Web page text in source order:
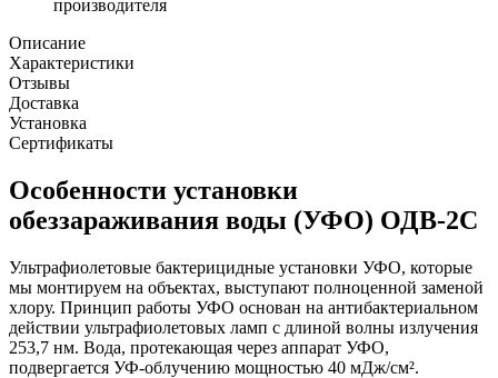
производителя
Описание
Характеристики
Отзывы
Доставка
Установка
Сертификаты
Особенности установки
обеззараживания воды (УФО) ОДВ-2С
Ультрафиолетовые бактерицидные установки УФО, которые
мы монтируем на объектах, выступают полноценной заменой
хлору. Принцип работы УФО основан на антибактериальном
действии ультрафиолетовых ламп с длиной волны излучения
253,7 нм. Вода, протекающая через аппарат УФО,
подвергается УФ-облучению мощностью 40 мДж/cм².